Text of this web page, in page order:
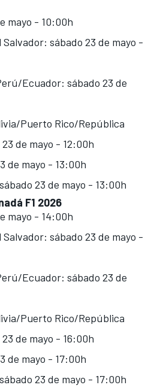
mayo - 10:00h
sábado 23 de mayo -
Ecuador: sábado 23 de
Puerto Rico/República
de mayo - 12:00h
de mayo - 13:00h
23 de mayo - 13:00h
F1 2026
mayo - 14:00h
sábado 23 de mayo -
Ecuador: sábado 23 de
Puerto Rico/República
de mayo - 16:00h
de mayo - 17:00h
23 de mayo - 17:00h